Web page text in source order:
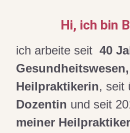
Hi, ich bin
ich arbeite seit 40
Gesundheitswesen,
Heilpraktikerin, seit
Dozentin und seit
meiner